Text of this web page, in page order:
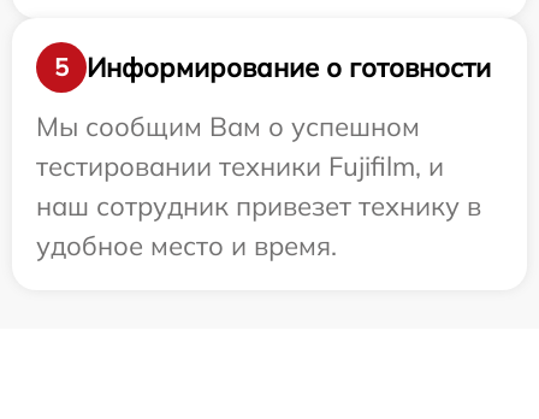
5
Информирование о готовности
Мы сообщим Вам о успешном
тестировании техники Fujifilm, и
наш сотрудник привезет технику в
удобное место и время.